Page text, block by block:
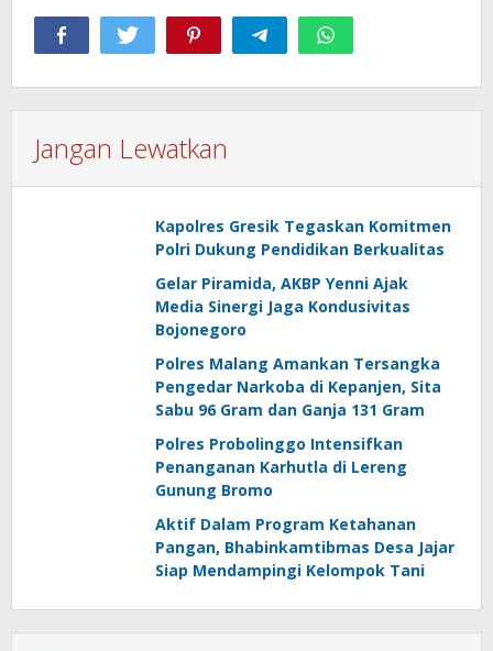
Jangan Lewatkan
Kapolres Gresik Tegaskan Komitmen
Polri Dukung Pendidikan Berkualitas
Gelar Piramida, AKBP Yenni Ajak
Media Sinergi Jaga Kondusivitas
Bojonegoro
Polres Malang Amankan Tersangka
Pengedar Narkoba di Kepanjen, Sita
Sabu 96 Gram dan Ganja 131 Gram
Polres Probolinggo Intensifkan
Penanganan Karhutla di Lereng
Gunung Bromo
Aktif Dalam Program Ketahanan
Pangan, Bhabinkamtibmas Desa Jajar
Siap Mendampingi Kelompok Tani